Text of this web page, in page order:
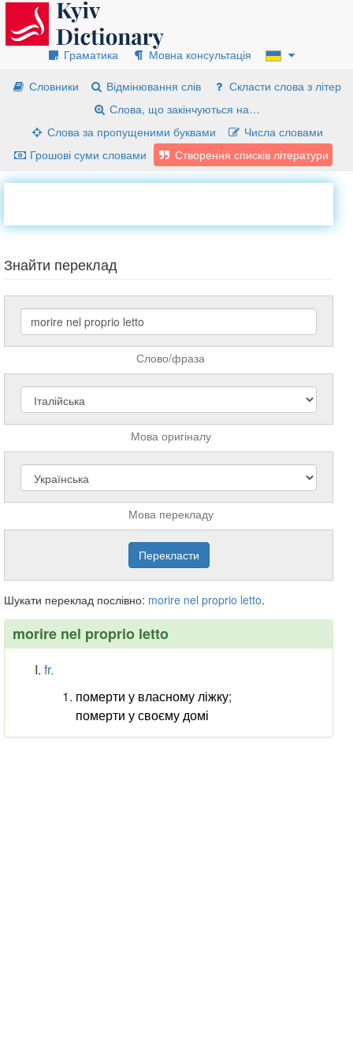
Граматика
Мовна консультація
Словники
Відмінювання слів
Скласти слова з літер
Слова, що закінчуються на…
Слова за пропущеними буквами
Числа словами
Грошові суми словами
Створення списків літератури
Знайти переклад
Слово/фраза
Мова оригіналу
Мова перекладу
Шукати переклад послівно: morire nel proprio letto.
morire nel proprio letto
fr.
померти у власному ліжку;
померти у своєму домі